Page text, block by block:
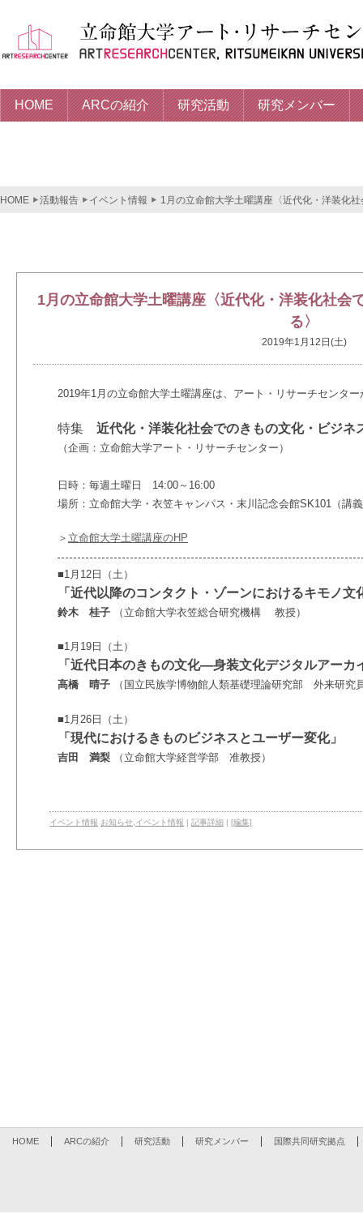
HOME ARCの紹介 研究活動 研究メンバー
HOME 活動報告 イベント情報 1月の立命館大学土曜講座〈近代化・洋装化
1月の立命館大学土曜講座〈近代化・洋装化社会
る〉
2019年1月12日(土)
2019年1月の立命館大学土曜講座は、アート・リサーチセンタ
特集 近代化・洋装化社会でのきもの文化・ビジネ
（企画：立命館大学アート・リサーチセンター）
日時：毎週土曜日 14:00～16:00
場所：立命館大学・衣笠キャンパス・末川記念会館SK101（講
＞ 立命館大学土曜講座のHP
■1月12日（土）
「近代以降のコンタクト・ゾーンにおけるキモノ文
鈴木 桂子 （立命館大学衣笠総合研究機構 教授）
■1月19日（土）
「近代日本のきもの文化―身装文化デジタルアーカ
高橋 晴子 （国立民族学博物館人類基礎理論研究部 外来研究
■1月26日（土）
「現代におけるきものビジネスとユーザー変化」
吉田 満梨 （立命館大学経営学部 准教授）
イベント情報 お知らせ イベント情報 | 記事詳細 | [編集]
HOME ARCの紹介 研究活動 研究メンバー 国際共同研究拠点